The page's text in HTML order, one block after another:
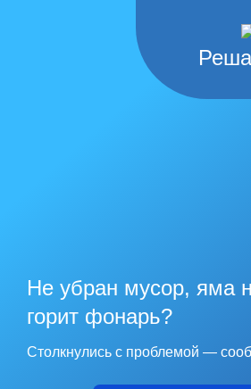
Не убран мусор, яма
горит фонарь?
Столкнулись с проблемой —